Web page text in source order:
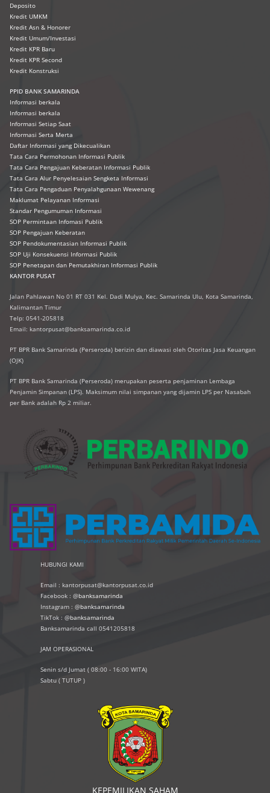
Deposito
Kredit UMKM
Kredit Asn & Honorer
Kredit Umum/Investasi
Kredit KPR Baru
Kredit KPR Second
Kredit Konstruksi
PPID BANK SAMARINDA
Informasi berkala
Informasi berkala
Informasi Setiap Saat
Informasi Serta Merta
Daftar Informasi yang Dikecualikan
Tata Cara Permohonan Informasi Publik
Tata Cara Pengajuan Keberatan Informasi Publik
Tata Cara Alur Penyelesaian Sengketa Informasi
Tata Cara Pengaduan Penyalahgunaan Wewenang
Maklumat Pelayanan Informasi
Standar Pengumuman Informasi
SOP Permintaan Infomasi Publik
SOP Pengajuan Keberatan
SOP Pendokumentasian Informasi Publik
SOP Uji Konsekuensi Informasi Publik
SOP Penetapan dan Pemutakhiran Informasi Publik
KANTOR PUSAT
Jalan Pahlawan No 01 RT 031 Kel. Dadi Mulya, Kec. Samarinda Ulu, Kota Samarinda,
Kalimantan Timur
Telp: 0541-205818
Email: kantorpusat@banksamarinda.co.id
PT BPR Bank Samarinda (Perseroda) berizin dan diawasi oleh Otoritas Jasa Keuangan
(OJK)
PT BPR Bank Samarinda (Perseroda) merupakan peserta penjaminan Lembaga
Penjamin Simpanan (LPS). Maksimum nilai simpanan yang dijamin LPS per Nasabah
per Bank adalah Rp 2 miliar.
HUBUNGI KAMI
Email : kantorpusat@kantorpusat.co.id
Facebook : @banksamarinda
Instagram : @banksamarinda
TikTok : @banksamarinda
Banksamarinda call 0541205818
JAM OPERASIONAL
Senin s/d Jumat ( 08:00 - 16:00 WITA)
Sabtu ( TUTUP )
KEPEMILIKAN SAHAM